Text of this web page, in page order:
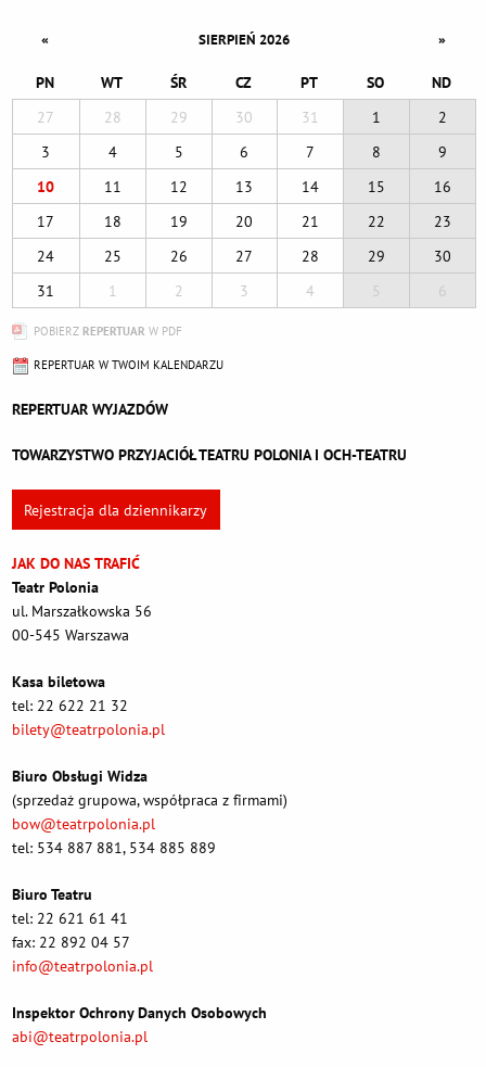
« SIERPIEŃ 2026 »
PN WT ŚR CZ PT SO
ND
27
28 29 30 31 1
2
3
4 5 6 7 8
9
10
11 12 13 14 15
16
17
18 19 20 21 22
23
24
25 26 27 28 29
30
31
1 2 3 4 5 6
POBIERZ REPERTUAR W PDF
REPERTUAR W TWOIM KALENDARZU
REPERTUAR WYJAZDÓW
TOWARZYSTWO PRZYJACIÓŁ TEATRU POLONIA I OCH-TEATRU
Rejestracja dla dziennikarzy
JAK DO NAS TRAFIĆ
Teatr Polonia
ul. Marszałkowska 56
00-545 Warszawa
Kasa biletowa
tel: 22 622 21 32
bilety@teatrpolonia.pl
Biuro Obsługi Widza
(sprzedaż grupowa, współpraca z firmami)
bow@teatrpolonia.pl
tel: 534 887 881, 534 885 889
Biuro Teatru
tel: 22 621 61 41
fax: 22 892 04 57
info@teatrpolonia.pl
Inspektor Ochrony Danych Osobowych
abi@teatrpolonia.pl